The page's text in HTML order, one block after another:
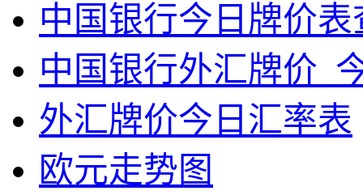
中国银行今日牌价表
中国银行外汇牌价_
外汇牌价今日汇率表
欧元走势图